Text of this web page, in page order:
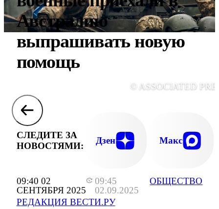
09:40 02
СЕНТЯБРЯ 2025
09:45
02.09.2025
РЕДАКЦИЯ ВЕСТИ.РУ
ОБЩЕСТВО
Австралию
выпрашивать новую
помощь
© ASSOCIATED
СЛЕДИТЕ ЗА
НОВОСТЯМИ:
Дзен Макс